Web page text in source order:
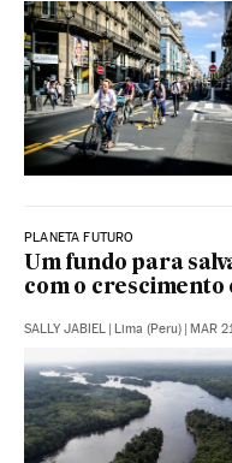
PLANETA FUTURO
Um fundo para
com o crescimento
SALLY JABIEL Lima (Peru) MAR